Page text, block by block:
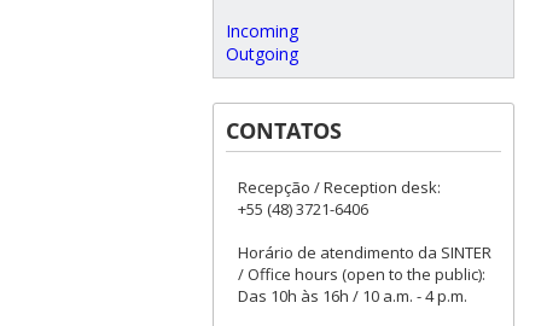
Incoming
Outgoing
CONTATOS
Recepção / Reception desk:
+55 (48) 3721-6406
Horário de atendimento da SINTER
/ Office hours (open to the public):
Das 10h às 16h / 10 a.m. - 4 p.m.